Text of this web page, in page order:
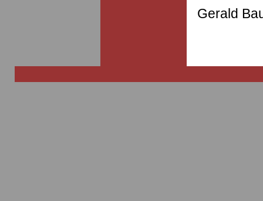
Gerald